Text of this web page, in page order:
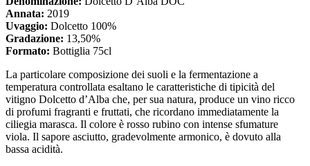
Annata: 2019
Uvaggio: Dolcetto 100%
Gradazione: 13,50%
Formato: Bottiglia 75cl
La particolare composizione dei suoli e la fermentazione a
temperatura controllata esaltano le caratteristiche di tipicità del
vitigno Dolcetto d’Alba che, per sua natura, produce un vino ricco
di profumi fragranti e fruttati, che ricordano immediatamente la
ciliegia marasca. Il colore è rosso rubino con intense sfumature
viola. Il sapore asciutto, gradevolmente armonico, è dovuto alla
bassa acidità.